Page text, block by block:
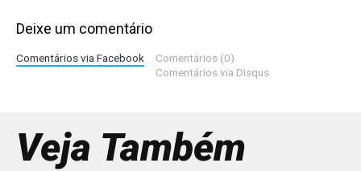
Deixe um comentário
Comentários via Facebook
Comentários (0)
Comentários via Disqus
Veja Também